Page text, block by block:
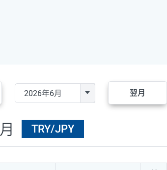
翌月
TRY/JPY